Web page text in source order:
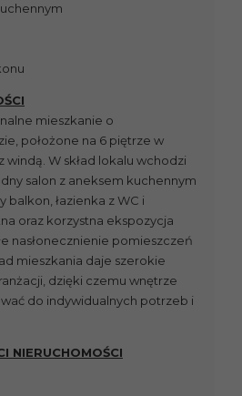
mieszkanie o
położone na 6 piętrze w
windą. W skład lokalu wchodzi
salon z aneksem kuchennym
balkon, łazienka z WC i
oraz korzystna ekspozycja
nasłonecznienie pomieszczeń
mieszkania daje szerokie
dzięki czemu wnętrze
do indywidualnych potrzeb i
NIERUCHOMOŚCI